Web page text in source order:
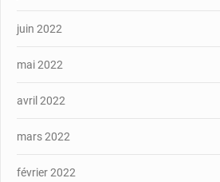
juin 2022
mai 2022
avril 2022
mars 2022
février 2022